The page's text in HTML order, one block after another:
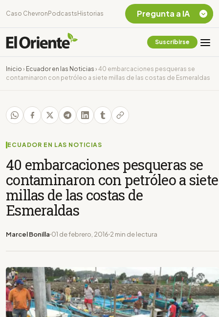
Caso Chevron Podcasts Historias
Suscribirse
Inicio › Ecuador en las Noticias › 40 embarcaciones pesqueras se
contaminaron con petróleo a siete millas de las costas de Esmeraldas
ECUADOR EN LAS NOTICIAS
40 embarcaciones pesqueras se
contaminaron con petróleo a siete
millas de las costas de
Esmeraldas
Marcel Bonilla 01 de febrero, 2016 2 min de lectura
Pregunta a IA
Chevron Ecuador